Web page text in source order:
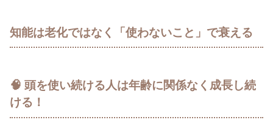
知能は老化ではなく「使わないこと」で衰える
🧠 頭を使い続ける人は年齢に関係なく成長し続
ける！